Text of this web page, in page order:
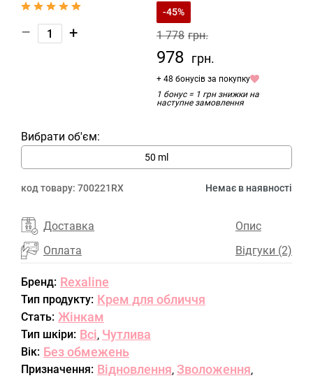
– +
-45%
1 778 грн.
978 грн.
+ 48 бонусів за покупку
1 бонус = 1 грн знижки на
наступне замовлення
Вибрати об'єм:
50 ml
код товару: 700221RX Немає в наявності
Доставка
Оплата
Опис
Відгуки (2)
Бренд: Rexaline
Тип продукту: Крем для обличчя
Стать: Жінкам
Тип шкіри: Всі, Чутлива
Вік: Без обмежень
Призначення: Відновлення, Зволоження,